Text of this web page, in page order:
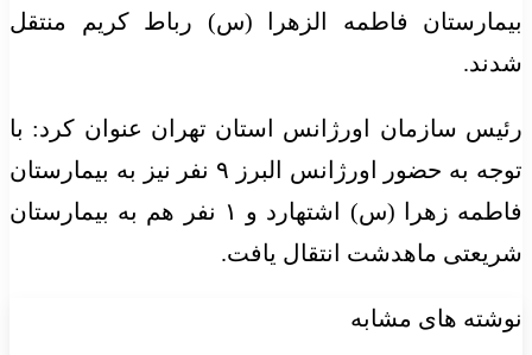
بیمارستان فاطمه الزهرا (س) رباط کریم منتقل
شدند.
رئیس سازمان اورژانس استان تهران عنوان کرد: با
توجه به حضور اورژانس البرز ۹ نفر نیز به بیمارستان
فاطمه زهرا (س)
اشتهارد و ۱ نفر هم به بیمارستان
شریعتی ماهدشت انتقال یافت.
نوشته های مشابه